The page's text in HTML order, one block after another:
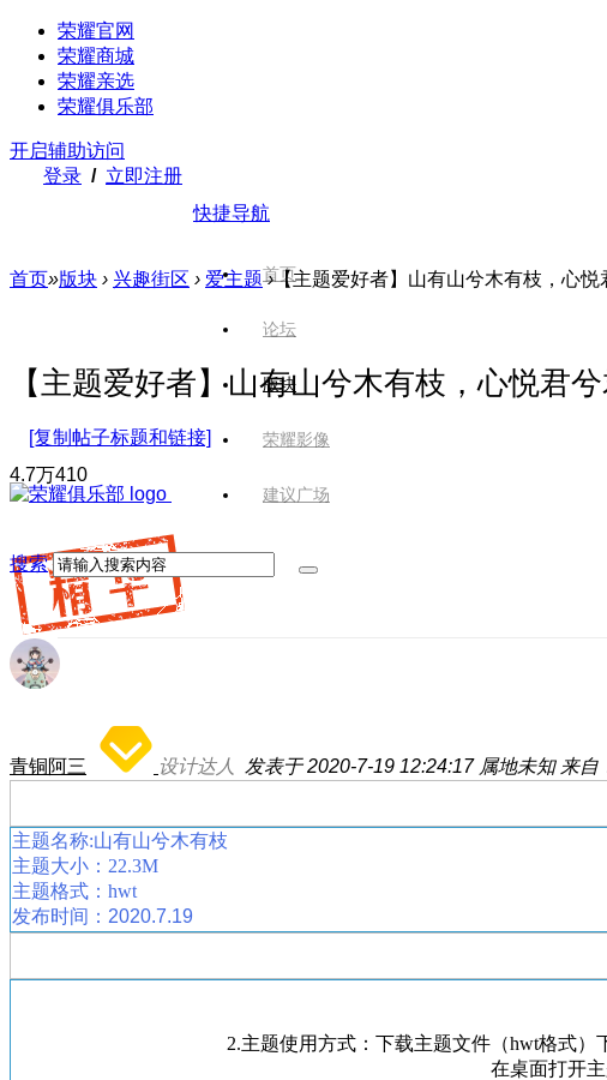
荣耀官网
荣耀商城
荣耀亲选
荣耀俱乐部
开启辅助访问
登录 / 立即注册
快捷导航
首页
论坛
版块
荣耀影像
建议广场
搜索
首页»版块 › 兴趣街区 › 爱主题 ›【主题爱好者】山有山兮木有枝，心悦
【主题爱好者】山有山兮木有枝，心悦君
[复制帖子标题和链接]
4.7万410
青铜阿三 设计达人 发表于 2020-7-19 12:24:17 属地未知 来自
主题名称:山有山兮木有枝
主题大小：22.3M
主题格式：hwt
发布时间：2020.7.19
2.主题使用方式：下载主题文件（hwt格式
在桌面打开